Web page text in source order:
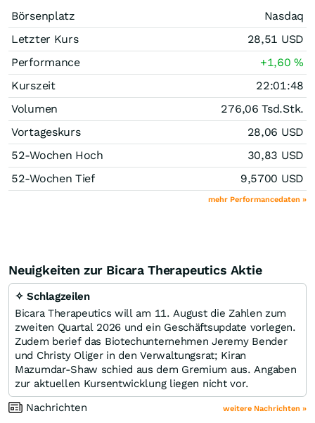
Börsenplatz
Nasdaq
Letzter Kurs
28,51 USD
Performance
+1,60%
Kurszeit
22:01:48
Volumen
276,06 Tsd.Stk.
Vortageskurs
28,06 USD
52-Wochen Hoch
30,83 USD
52-Wochen Tief
9,5700 USD
mehr Performancedaten »
Neuigkeiten zur Bicara Therapeutics Aktie
✧ Schlagzeilen
Bicara Therapeutics will am 11. August die Zahlen zum
zweiten Quartal 2026 und ein Geschäftsupdate vorlegen.
Zudem berief das Biotechunternehmen Jeremy Bender
und Christy Oliger in den Verwaltungsrat; Kiran
Mazumdar-Shaw schied aus dem Gremium aus. Angaben
zur aktuellen Kursentwicklung liegen nicht vor.
Nachrichten
weitere Nachrichten »